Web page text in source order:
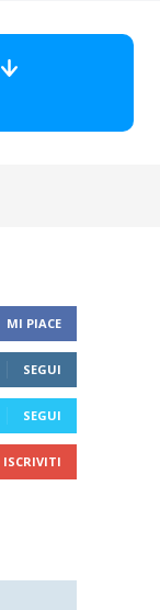
MI PIACE
SEGUI
SEGUI
ISCRIVITI